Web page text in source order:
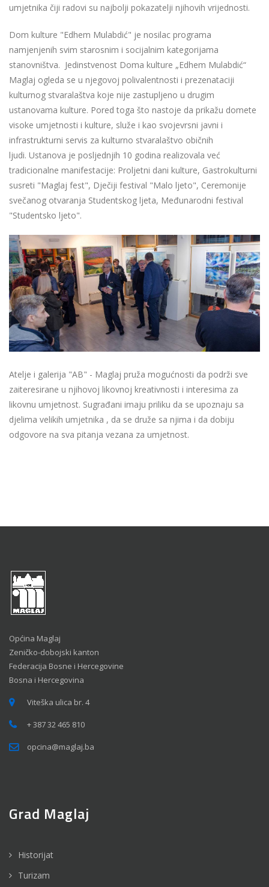
umjetnika čiji radovi su najbolji pokazatelji njihovih vrijednosti.
Dom kulture "Edhem Mulabdić" je nosilac programa
namjenjenih svim starosnim i socijalnim kategorijama
stanovništva. Jedinstvenost Doma kulture „Edhem Mulabdić“
Maglaj ogleda se u njegovoj polivalentnosti i prezenataciji
kulturnog stvaralaštva koje nije zastupljeno u drugim
ustanovama kulture. Pored toga što nastoje da prikažu domete
visoke umjetnosti i kulture, služe i kao svojevrsni javni i
infrastrukturni servis za kulturno stvaralaštvo običnih
ljudi. Ustanova je posljednjih 10 godina realizovala već
tradicionalne manifestacije: Proljetni dani kulture, Gastrokulturni
susreti "Maglaj fest", Dječiji festival "Malo ljeto", Ceremonije
svečanog otvaranja Studentskog ljeta, Međunarodni festival
"Studentsko ljeto".
Atelje i galerija "AB" - Maglaj pruža mogućnosti da podrži sve
zaiteresirane u njihovoj likovnoj kreativnosti i interesima za
likovnu umjetnost. Sugrađani imaju priliku da se upoznaju sa
djelima velikih umjetnika , da se druže sa njima i da dobiju
odgovore na sva pitanja vezana za umjetnost.
Općina Maglaj
Zeničko-dobojski kanton
Federacija Bosne i Hercegovine
Bosna i Hercegovina
Viteška ulica br. 4
+ 387 32 465 810
opcina@maglaj.ba
Grad Maglaj
Historijat
Turizam